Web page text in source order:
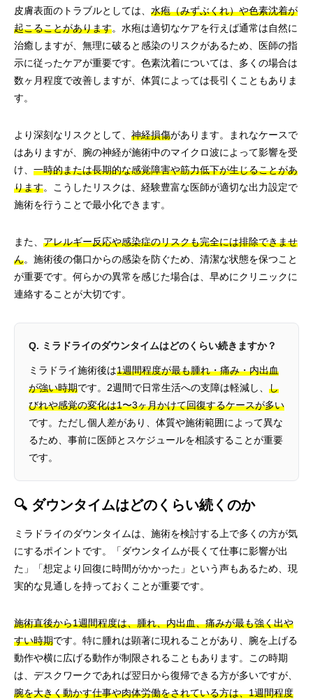
皮膚表面のトラブルとしては、 水疱（みずぶくれ）や色素沈着が
起こることがあります。水疱は適切なケアを行えば通常は自然に
治癒しますが、無理に破ると感染のリスクがあるため、医師の指
示に従ったケアが重要です。色素沈着については、多くの場合は
数ヶ月程度で改善しますが、体質によっては長引くこともありま
す。
より深刻なリスクとして、 神経損傷があります。まれなケースで
はありますが、腕の神経が施術中のマイクロ波によって影響を受
け、 一時的または長期的な感覚障害や筋力低下が生じることがあ
ります。こうしたリスクは、経験豊富な医師が適切な出力設定で
施術を行うことで最小化できます。
また、 アレルギー反応や感染症のリスクも完全には排除できませ
ん。施術後の傷口からの感染を防ぐため、清潔な状態を保つこと
が重要です。何らかの異常を感じた場合は、早めにクリニックに
連絡することが大切です。
Q. ミラドライのダウンタイムはどのくらい続きますか？
ミラドライ施術後は1週間程度が最も腫れ・痛み・内出血
が強い時期です。2週間で日常生活への支障は軽減し、 し
びれや感覚の変化は1〜3ヶ月かけて回復するケースが多い
です。ただし個人差があり、体質や施術範囲によって異な
るため、事前に医師とスケジュールを相談することが重要
です。
🔍 ダウンタイムはどのくらい続くのか
ミラドライのダウンタイムは、施術を検討する上で多くの方が気
にするポイントです。「ダウンタイムが長くて仕事に影響が出
た」「想定より回復に時間がかかった」という声もあるため、現
実的な見通しを持っておくことが重要です。
施術直後から1週間程度は、腫れ、内出血、痛みが最も強く出や
すい時期です。特に腫れは顕著に現れることがあり、腕を上げる
動作や横に広げる動作が制限されることもあります。この時期
は、デスクワークであれば翌日から復帰できる方が多いですが、
腕を大きく動かす仕事や肉体労働をされている方は、1週間程度